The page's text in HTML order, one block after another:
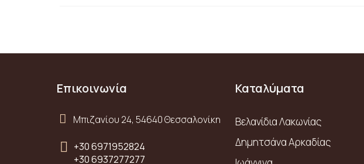
Επικοινωνία
Μπιζανίου 24, 54640 Θεσσαλονίκη
+30 6971952824
+30 6937277277
Καταλύματα
Βελανίδια Λακωνίας
Δημητσάνα Αρκαδίας